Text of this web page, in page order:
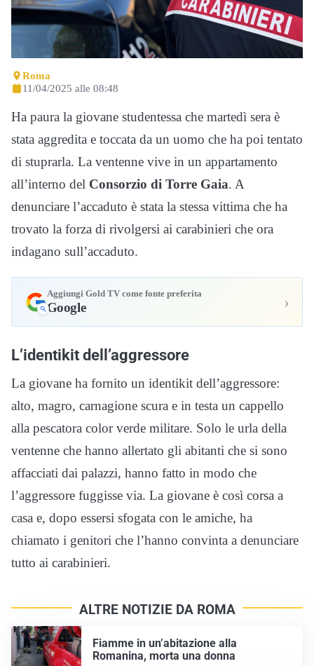
Roma
11/04/2025 alle 08:48
Ha paura la giovane studentessa che martedì sera è
stata aggredita e toccata da un uomo che ha poi tentato
di stuprarla. La ventenne vive in un appartamento
all’interno del Consorzio di Torre Gaia. A
denunciare l’accaduto è stata la stessa vittima che ha
trovato la forza di rivolgersi ai carabinieri che ora
indagano sull’accaduto.
Aggiungi Gold TV come fonte preferita
Google ›
L’identikit dell’aggressore
La giovane ha fornito un identikit dell’aggressore:
alto, magro, carnagione scura e in testa un cappello
alla pescatora color verde militare. Solo le urla della
ventenne che hanno allertato gli abitanti che si sono
affacciati dai palazzi, hanno fatto in modo che
l’aggressore fuggisse via. La giovane è così corsa a
casa e, dopo essersi sfogata con le amiche, ha
chiamato i genitori che l’hanno convinta a denunciare
tutto ai carabinieri.
ALTRE NOTIZIE DA ROMA
Fiamme in un’abitazione alla
Romanina, morta una donna